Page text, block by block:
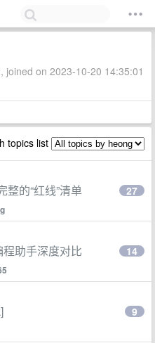
joined on 2023-10-20 14:35:01
topics list
的“红线”清单 27
助手深度对比 14
9